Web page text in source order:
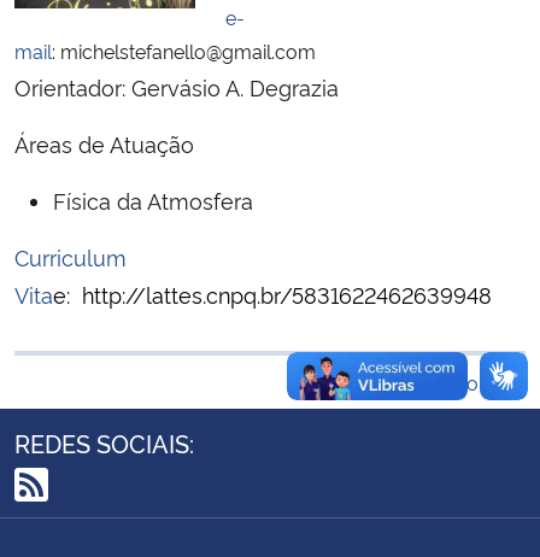
Ministério de Minas e Energia
Ministério do Desenvolvimento Regional
Ministério da Mulher, da Família e dos Direitos Humanos
Secretaria-Geral
e-
mail: michelstefanello@gmail.com
Orientador: Gervásio A. Degrazia
Áreas de Atuação
Física da Atmosfera
Curriculum
Vitae: http://lattes.cnpq.br/5831622462639948
Voltar ao topo
REDES SOCIAIS:
RSS